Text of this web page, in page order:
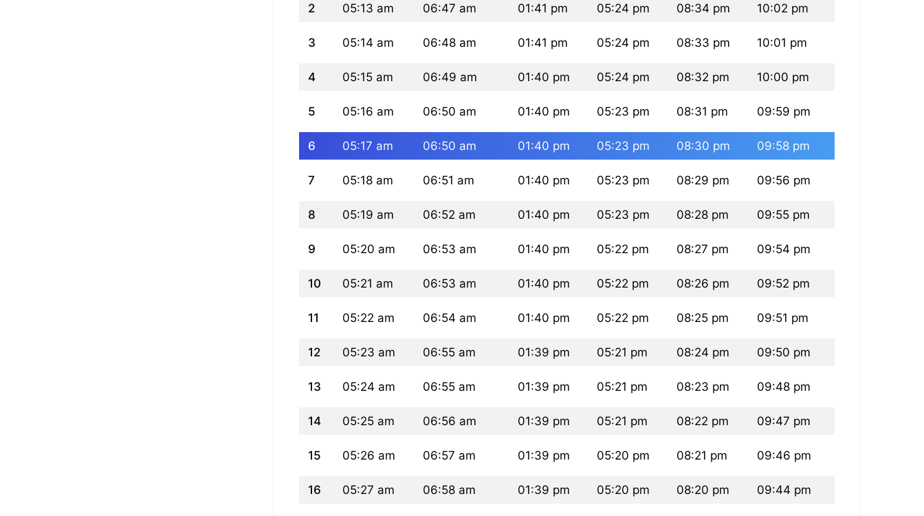
2 05:13 am 06:47 am 01:41 pm 05:24 pm 08:34 pm 10:02 pm
3 05:14 am 06:48 am 01:41 pm 05:24 pm 08:33 pm 10:01 pm
4 05:15 am 06:49 am 01:40 pm 05:24 pm 08:32 pm 10:00 pm
5 05:16 am 06:50 am 01:40 pm 05:23 pm 08:31 pm 09:59 pm
6 05:17 am 06:50 am 01:40 pm 05:23 pm 08:30 pm 09:58 pm
7 05:18 am 06:51 am 01:40 pm 05:23 pm 08:29 pm 09:56 pm
8 05:19 am 06:52 am 01:40 pm 05:23 pm 08:28 pm 09:55 pm
9 05:20 am 06:53 am 01:40 pm 05:22 pm 08:27 pm 09:54 pm
10 05:21 am 06:53 am 01:40 pm 05:22 pm 08:26 pm 09:52 pm
11 05:22 am 06:54 am 01:40 pm 05:22 pm 08:25 pm 09:51 pm
12 05:23 am 06:55 am 01:39 pm 05:21 pm 08:24 pm 09:50 pm
13 05:24 am 06:55 am 01:39 pm 05:21 pm 08:23 pm 09:48 pm
14 05:25 am 06:56 am 01:39 pm 05:21 pm 08:22 pm 09:47 pm
15 05:26 am 06:57 am 01:39 pm 05:20 pm 08:21 pm 09:46 pm
16 05:27 am 06:58 am 01:39 pm 05:20 pm 08:20 pm 09:44 pm